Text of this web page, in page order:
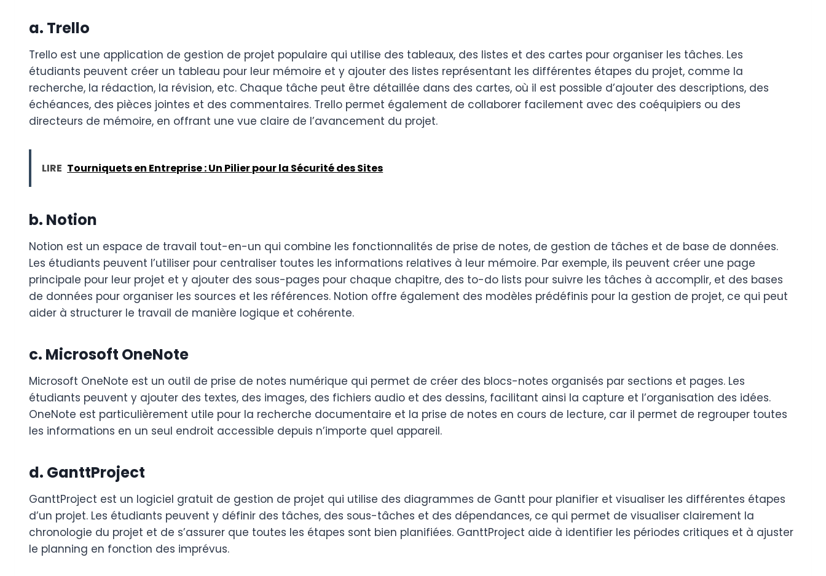
a. Trello
Trello est une application de gestion de projet populaire qui utilise des tableaux, des listes et des cartes pour organiser les tâches. Les
étudiants peuvent créer un tableau pour leur mémoire et y ajouter des listes représentant les différentes étapes du projet, comme la
recherche, la rédaction, la révision, etc. Chaque tâche peut être détaillée dans des cartes, où il est possible d’ajouter des descriptions, des
échéances, des pièces jointes et des commentaires. Trello permet également de collaborer facilement avec des coéquipiers ou des
directeurs de mémoire, en offrant une vue claire de l’avancement du projet.
LIRE Tourniquets en Entreprise : Un Pilier pour la Sécurité des Sites
b. Notion
Notion est un espace de travail tout-en-un qui combine les fonctionnalités de prise de notes, de gestion de tâches et de base de données.
Les étudiants peuvent l’utiliser pour centraliser toutes les informations relatives à leur mémoire. Par exemple, ils peuvent créer une page
principale pour leur projet et y ajouter des sous-pages pour chaque chapitre, des to-do lists pour suivre les tâches à accomplir, et des bases
de données pour organiser les sources et les références. Notion offre également des modèles prédéfinis pour la gestion de projet, ce qui peut
aider à structurer le travail de manière logique et cohérente.
c. Microsoft OneNote
Microsoft OneNote est un outil de prise de notes numérique qui permet de créer des blocs-notes organisés par sections et pages. Les
étudiants peuvent y ajouter des textes, des images, des fichiers audio et des dessins, facilitant ainsi la capture et l’organisation des idées.
OneNote est particulièrement utile pour la recherche documentaire et la prise de notes en cours de lecture, car il permet de regrouper toutes
les informations en un seul endroit accessible depuis n’importe quel appareil.
d. GanttProject
GanttProject est un logiciel gratuit de gestion de projet qui utilise des diagrammes de Gantt pour planifier et visualiser les différentes étapes
d’un projet. Les étudiants peuvent y définir des tâches, des sous-tâches et des dépendances, ce qui permet de visualiser clairement la
chronologie du projet et de s’assurer que toutes les étapes sont bien planifiées. GanttProject aide à identifier les périodes critiques et à ajuster
le planning en fonction des imprévus.